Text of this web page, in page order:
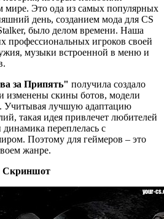
мире. Это ода из самых популярных
день, созданием мода для CS
было делом времени. Наша
профессиональных игроков своей
музыки встроенной в меню и
за Припять" получила cоздало
изменены скины ботов, модели
Учитывая лучшую адаптацию
такая идея привлечет любителей
переплелась с
Поэтому для геймеров – это
жанре.
Скриншот